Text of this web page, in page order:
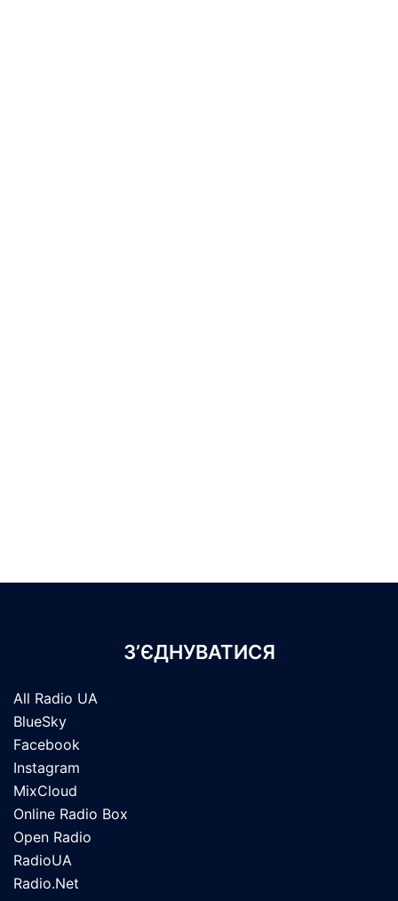
З’ЄДНУВАТИСЯ
All Radio UA
BlueSky
Facebook
Instagram
MixCloud
Online Radio Box
Open Radio
RadioUA
Radio.Net